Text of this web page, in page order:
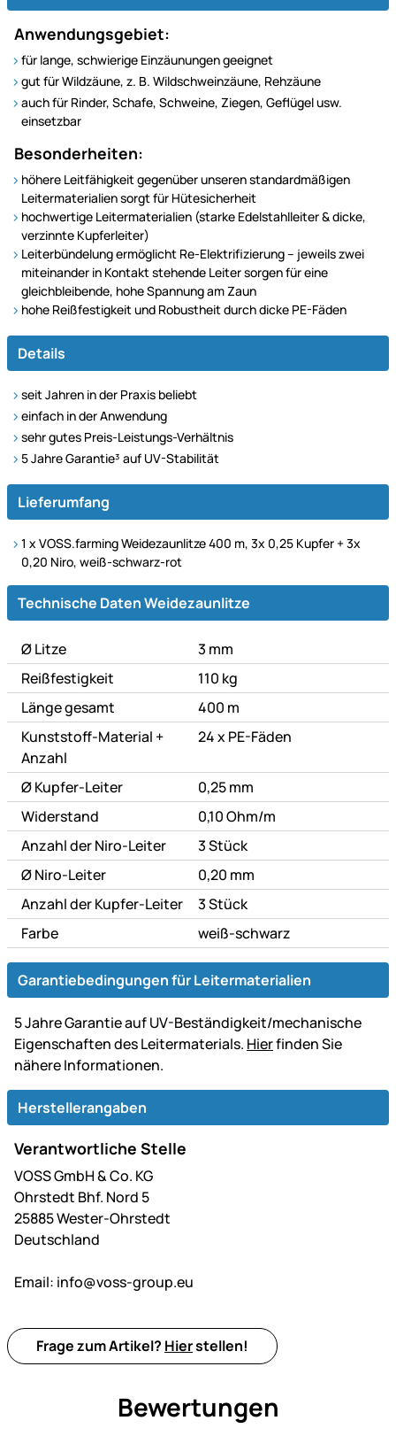
Anwendungsgebiet:
für lange, schwierige Einzäunungen geeignet
gut für Wildzäune, z. B. Wildschweinzäune, Rehzäune
auch für Rinder, Schafe, Schweine, Ziegen, Geflügel usw.
einsetzbar
Besonderheiten:
höhere Leitfähigkeit gegenüber unseren standardmäßigen
Leitermaterialien sorgt für Hütesicherheit
hochwertige Leitermaterialien (starke Edelstahlleiter & dicke,
verzinnte Kupferleiter)
Leiterbündelung ermöglicht Re-Elektrifizierung – jeweils zwei
miteinander in Kontakt stehende Leiter sorgen für eine
gleichbleibende, hohe Spannung am Zaun
hohe Reißfestigkeit und Robustheit durch dicke PE-Fäden
Details
seit Jahren in der Praxis beliebt
einfach in der Anwendung
sehr gutes Preis-Leistungs-Verhältnis
5 Jahre Garantie³ auf UV-Stabilität
Lieferumfang
1 x VOSS.farming Weidezaunlitze 400 m, 3x 0,25 Kupfer + 3x
0,20 Niro, weiß-schwarz-rot
Technische Daten
Technische Daten Weidezaunlitze
Ø Litze
3 mm
Reißfestigkeit
110 kg
Länge gesamt
400 m
Kunststoff-Material +
Anzahl
24 x PE-Fäden
Ø Kupfer-Leiter
0,25 mm
Widerstand
0,10 Ohm/m
Anzahl der Niro-Leiter
3 Stück
Ø Niro-Leiter
0,20 mm
Anzahl der Kupfer-Leiter
3 Stück
Farbe
weiß-schwarz
Garantiebedingungen für Leitermaterialien
5 Jahre Garantie auf UV-Beständigkeit/mechanische
Eigenschaften des Leitermaterials. Hierfinden Sie
nähere Informationen.
Herstellerangaben
Verantwortliche Stelle
VOSS GmbH & Co. KG
Ohrstedt Bhf. Nord 5
25885 Wester-Ohrstedt
Deutschland
Email: info@voss-group.eu
Frage zum Artikel? Hierstellen!
Bewertungen